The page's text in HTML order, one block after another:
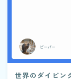
世界のダイビン